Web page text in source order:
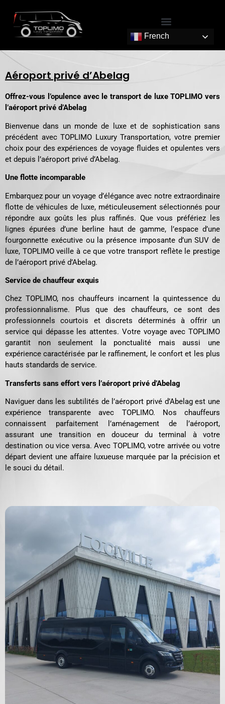
French
Aéroport privé d’Abelag
Offrez-vous l’opulence avec le transport de luxe TOPLIMO vers
l’aéroport privé d’Abelag
Bienvenue dans un monde de luxe et de sophistication sans
précédent avec TOPLIMO Luxury Transportation, votre premier
choix pour des expériences de voyage fluides et opulentes vers
et depuis l’aéroport privé d’Abelag.
Une flotte incomparable
Embarquez pour un voyage d’élégance avec notre extraordinaire
flotte de véhicules de luxe, méticuleusement sélectionnés pour
répondre aux goûts les plus raffinés. Que vous préfériez les
lignes épurées d’une berline haut de gamme, l’espace d’une
fourgonnette exécutive ou la présence imposante d’un SUV de
luxe, TOPLIMO veille à ce que votre transport reflète le prestige
de l’aéroport privé d’Abelag.
Service de chauffeur exquis
Chez TOPLIMO, nos chauffeurs incarnent la quintessence du
professionnalisme. Plus que des chauffeurs, ce sont des
professionnels courtois et discrets déterminés à offrir un
service qui dépasse les attentes. Votre voyage avec TOPLIMO
garantit non seulement la ponctualité mais aussi une
expérience caractérisée par le raffinement, le confort et les plus
hauts standards de service.
Transferts sans effort vers l’aéroport privé d’Abelag
Naviguer dans les subtilités de l’aéroport privé d’Abelag est une
expérience transparente avec TOPLIMO. Nos chauffeurs
connaissent parfaitement l’aménagement de l’aéroport,
assurant une transition en douceur du terminal à votre
destination ou vice versa. Avec TOPLIMO, votre arrivée ou votre
départ devient une affaire luxueuse marquée par la précision et
le souci du détail.